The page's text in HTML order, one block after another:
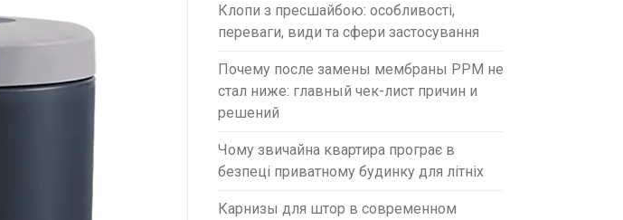
Клопи з пресшайбою: особливості,
переваги, види та сфери застосування
Почему после замены мембраны PPM не
стал ниже: главный чек-лист причин и
решений
Чому звичайна квартира програє в
безпеці приватному будинку для літніх
Карнизы для штор в современном